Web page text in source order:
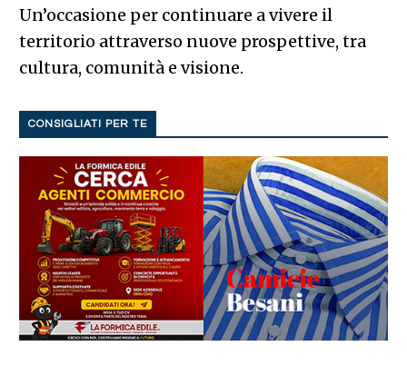
Un’occasione per continuare a vivere il
territorio attraverso nuove prospettive, tra
cultura, comunità e visione.
CONSIGLIATI PER TE